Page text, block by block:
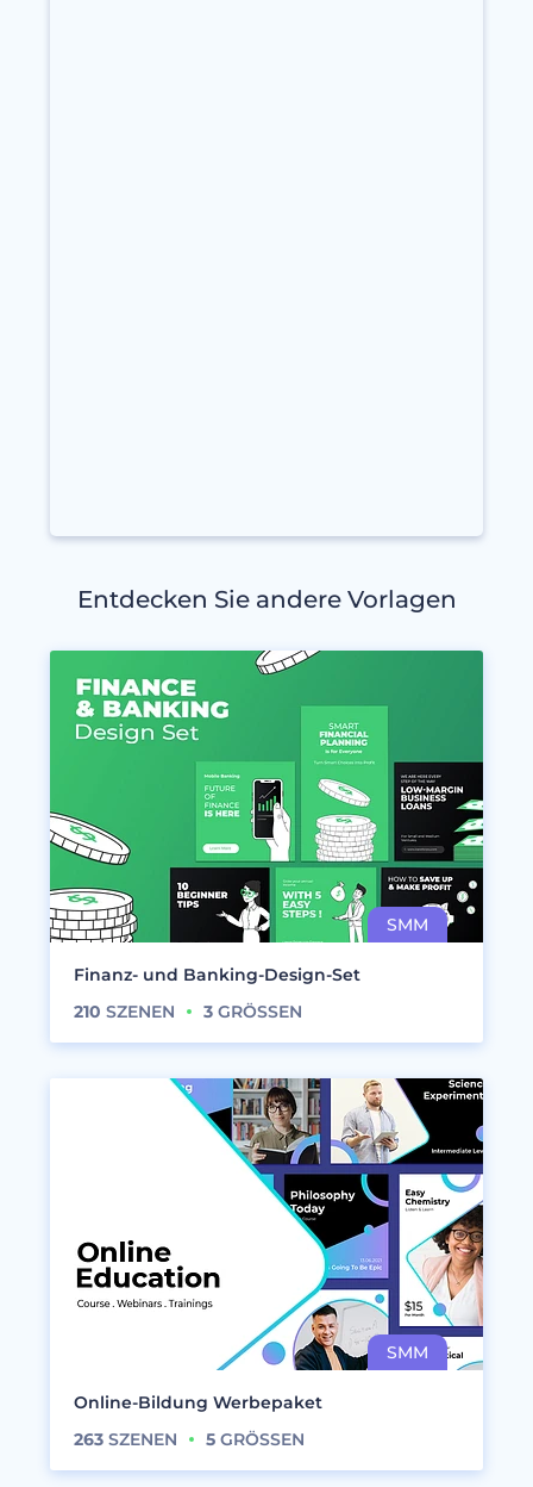
Entdecken Sie andere Vorlagen
Finanz- und Banking-Design-Set
210 SZENEN 3 GRÖSSEN
Online-Bildung Werbepaket
263 SZENEN 5 GRÖSSEN